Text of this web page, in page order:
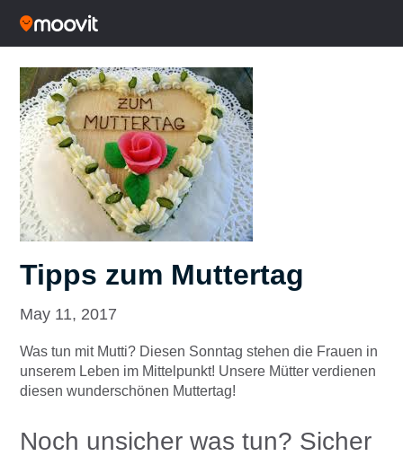
Tipps zum Muttertag
May 11, 2017
Was tun mit Mutti? Diesen Sonntag stehen die Frauen in
unserem Leben im Mittelpunkt! Unsere Mütter verdienen
diesen wunderschönen Muttertag!
Noch unsicher was tun? Sicher